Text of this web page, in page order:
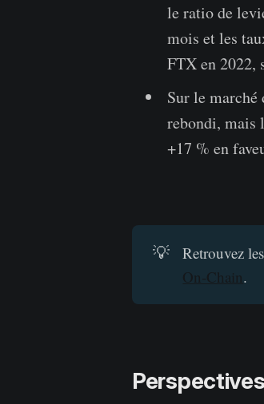
le ratio de
mois et les
FTX en 2022,
Sur le
rebondi, mais
+17 % en
💡 Retrouvez
On-Chain.